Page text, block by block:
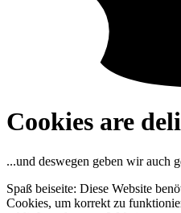
Cookies are
...und deswegen geben wir auch
Spaß beiseite: Diese Website
Cookies, um korrekt zu